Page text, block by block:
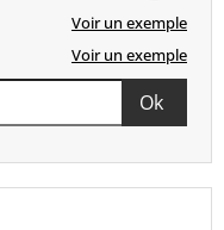
Voir un exemple
Voir un exemple